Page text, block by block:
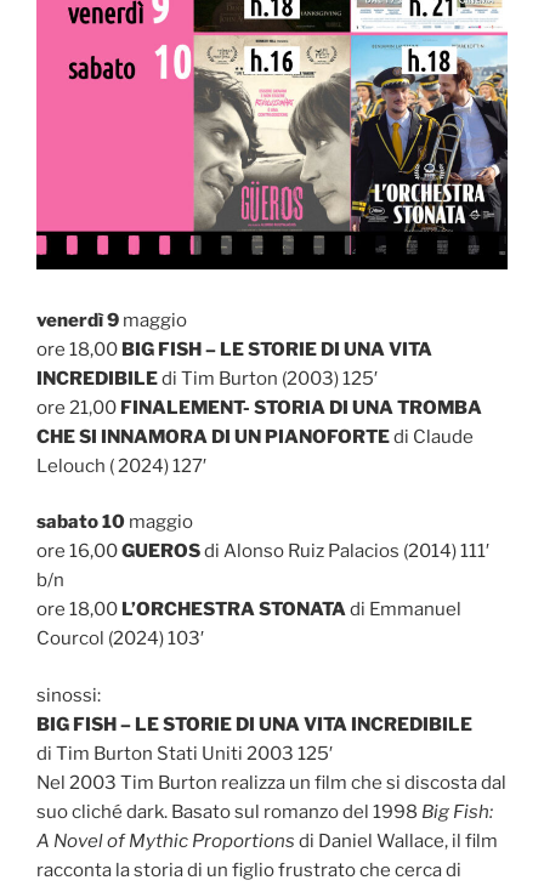
venerdì 9 maggio
ore 18,00 BIG FISH – LE STORIE DI UNA VITA
INCREDIBILEdi Tim Burton (2003) 125′
ore 21,00 FINALEMENT- STORIA DI UNA TROMBA
CHE SI INNAMORA DI UN PIANOFORTEdi Claude
Lelouch ( 2024) 127′
sabato 10 maggio
ore 16,00GUEROSdi Alonso Ruiz Palacios (2014) 111′
b/n
ore 18,00 L’ORCHESTRA STONATAdi Emmanuel
Courcol (2024) 103′
sinossi:
BIG FISH – LE STORIE DI UNA VITA INCREDIBILE
di Tim Burton Stati Uniti 2003 125′
Nel 2003 Tim Burton realizza un film che si discosta dal
suo cliché dark. Basato sul romanzo del 1998 Big Fish:
A Novel of Mythic Proportions di Daniel Wallace, il film
racconta la storia di un figlio frustrato che cerca di